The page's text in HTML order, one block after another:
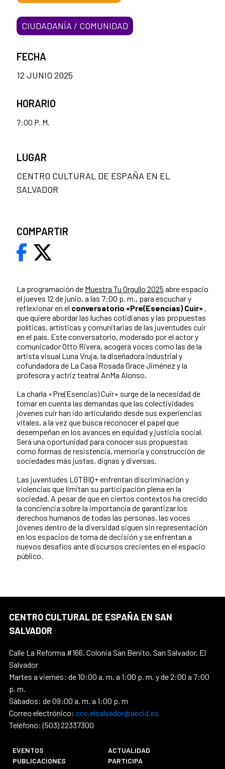
La programación de Muestra Tu Orgullo 2025 abre espacio
el jueves 12 de junio, a las 7:00 p. m., para escuchar y
reflexionar en el conversatorio «Pre(Esencias) Cuir» ,
que quiere abordar las luchas cotidianas y las propuestas
políticas, artísticas y comunitarias de las juventudes cuir
en el país. Este conversatorio, moderado por el actor y
comunicador Otto Rivera, acogerá voces como las de la
artista visual Luna Vruja, la diseñadora industrial y
cofundadora de La Casa Rosada Grace Jiménez y la
profesora y actriz teatral AnMa Alonso.
La charla «Pre(Esencias) Cuir» surge de la necesidad de
tomar en cuenta las demandas que las colectividades
jóvenes cuir han ido articulando desde sus experiencias
vitales, a la vez que busca reconocer el papel que
desempeñan en los avances en equidad y justicia social.
Será una oportunidad para conocer sus propuestas
como formas de resistencia, memoria y construcción de
sociedades más justas, dignas y diversas.
Las juventudes LGTBIQ+ enfrentan discriminación y
violencias que limitan su participación plena en la
sociedad. A pesar de que en ciertos contextos ha crecido
la conciencia sobre la importancia de garantizar los
derechos humanos de todas las personas, las voces
jóvenes dentro de la diversidad siguen sin representación
en los espacios de toma de decisión y se enfrentan a
nuevos desafíos ante discursos crecientes en el espacio
público.
CIUDADANÍA / COMUNIDAD
FECHA
12 JUNIO 2025
HORARIO
7:00 P. M.
LUGAR
CENTRO CULTURAL DE ESPAÑA EN EL
SALVADOR
COMPARTIR
CENTRO CULTURAL DE ESPAÑA EN SAN
SALVADOR
Calle La Reforma #166, Colonia San Benito, San Salvador, El
Salvador
Martes a viernes: de 10:00 a. m. a 1:00 p. m. y de 2:00 a 7:00
p. m.
Sábados: de 09:00 a. m. a 1:00 p. m
Correo electrónico: cce.elsalvador@aecid.es
Teléfono: (503) 22337300
EVENTOS
ACTUALIDAD
PUBLICACIONES
PARTICIPA